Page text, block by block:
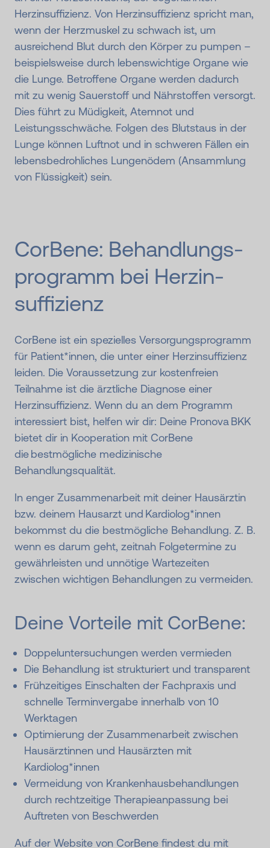
Herzinsuffizienz. Von Herzinsuffizienz spricht man,
wenn der Herzmuskel zu schwach ist, um
ausreichend Blut durch den Körper zu pumpen –
beispielsweise durch lebenswichtige Organe wie
die Lunge. Betroffene Organe werden dadurch
mit zu wenig Sauerstoff und Nährstoffen versorgt.
Dies führt zu Müdigkeit, Atemnot und
Leistungsschwäche. Folgen des Blutstaus in der
Lunge können Luftnot und in schweren Fällen ein
lebensbedrohliches Lungenödem (Ansammlung
von Flüssigkeit) sein.
CorBene: Behandlungs­
programm bei Herzin­
suffizienz
CorBene ist ein spezielles Versorgungsprogramm
für Patient*innen, die unter einer Herzinsuffizienz
leiden. Die Voraussetzung zur kostenfreien
Teilnahme ist die ärztliche Diagnose einer
Herzinsuffizienz. Wenn du an dem Programm
interessiert bist, helfen wir dir: Deine Pronova BKK
bietet dir in Kooperation mit CorBene
die bestmögliche medizinische
Behandlungsqualität.
In enger Zusammenarbeit mit deiner Hausärztin
bzw. deinem Hausarzt und Kardiolog*innen
bekommst du die bestmögliche Behandlung. Z. B.
wenn es darum geht, zeitnah Folgetermine zu
gewährleisten und unnötige Wartezeiten
zwischen wichtigen Behandlungen zu vermeiden.
Deine Vorteile mit CorBene:
Doppeluntersuchungen werden vermieden
Die Behandlung ist strukturiert und transparent
Frühzeitiges Einschalten der Fachpraxis und
schnelle Terminvergabe innerhalb von 10
Werktagen
Optimierung der Zusammenarbeit zwischen
Hausärztinnen und Hausärzten mit
Kardiolog*innen
Vermeidung von Krankenhausbehandlungen
durch rechtzeitige Therapieanpassung bei
Auftreten von Beschwerden
Auf der Website von CorBene findest du mit